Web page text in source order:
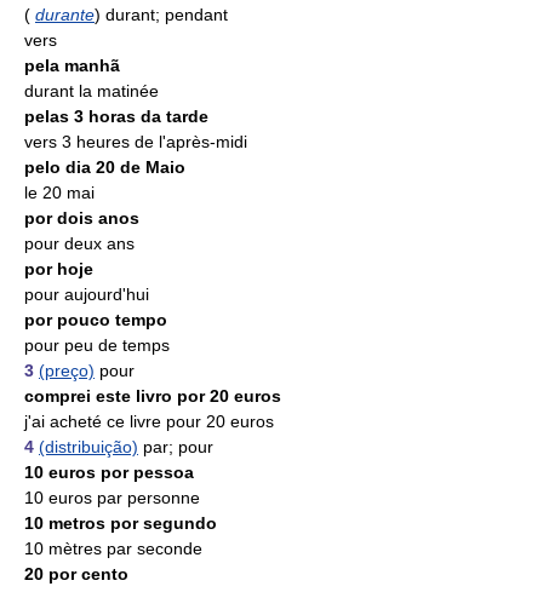
( durante) durant; pendant
vers
pela manhã
durant la matinée
pelas 3 horas da tarde
vers 3 heures de l'après-midi
pelo dia 20 de Maio
le 20 mai
por dois anos
pour deux ans
por hoje
pour aujourd'hui
por pouco tempo
pour peu de temps
3 (preço) pour
comprei este livro por 20 euros
j'ai acheté ce livre pour 20 euros
4 (distribuição) par; pour
10 euros por pessoa
10 euros par personne
10 metros por segundo
10 mètres par seconde
20 por cento